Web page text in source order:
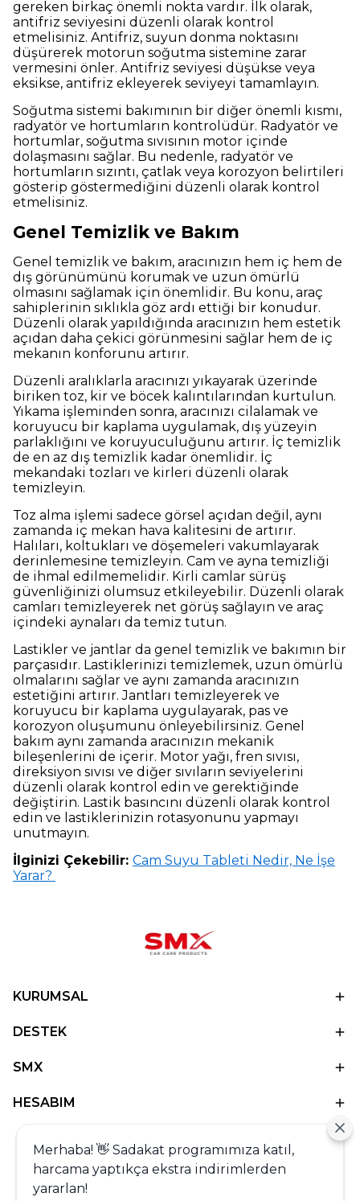
gereken birkaç önemli nokta vardır. İlk olarak,
antifriz seviyesini düzenli olarak kontrol
etmelisiniz. Antifriz, suyun donma noktasını
düşürerek motorun soğutma sistemine zarar
vermesini önler. Antifriz seviyesi düşükse veya
eksikse, antifriz ekleyerek seviyeyi tamamlayın.
Soğutma sistemi bakımının bir diğer önemli kısmı,
radyatör ve hortumların kontrolüdür. Radyatör ve
hortumlar, soğutma sıvısının motor içinde
dolaşmasını sağlar. Bu nedenle, radyatör ve
hortumların sızıntı, çatlak veya korozyon belirtileri
gösterip göstermediğini düzenli olarak kontrol
etmelisiniz.
Genel Temizlik ve Bakım
Genel temizlik ve bakım, aracınızın hem iç hem de
dış görünümünü korumak ve uzun ömürlü
olmasını sağlamak için önemlidir. Bu konu, araç
sahiplerinin sıklıkla göz ardı ettiği bir konudur.
Düzenli olarak yapıldığında aracınızın hem estetik
açıdan daha çekici görünmesini sağlar hem de iç
mekanın konforunu artırır.
Düzenli aralıklarla aracınızı yıkayarak üzerinde
biriken toz, kir ve böcek kalıntılarından kurtulun.
Yıkama işleminden sonra, aracınızı cilalamak ve
koruyucu bir kaplama uygulamak, dış yüzeyin
parlaklığını ve koruyuculuğunu artırır. İç temizlik
de en az dış temizlik kadar önemlidir. İç
mekandaki tozları ve kirleri düzenli olarak
temizleyin.
Toz alma işlemi sadece görsel açıdan değil, aynı
zamanda iç mekan hava kalitesini de artırır.
Halıları, koltukları ve döşemeleri vakumlayarak
derinlemesine temizleyin. Cam ve ayna temizliği
de ihmal edilmemelidir. Kirli camlar sürüş
güvenliğinizi olumsuz etkileyebilir. Düzenli olarak
camları temizleyerek net görüş sağlayın ve araç
içindeki aynaları da temiz tutun.
Lastikler ve jantlar da genel temizlik ve bakımın bir
parçasıdır. Lastiklerinizi temizlemek, uzun ömürlü
olmalarını sağlar ve aynı zamanda aracınızın
estetiğini artırır. Jantları temizleyerek ve
koruyucu bir kaplama uygulayarak, pas ve
korozyon oluşumunu önleyebilirsiniz. Genel
bakım aynı zamanda aracınızın mekanik
bileşenlerini de içerir. Motor yağı, fren sıvısı,
direksiyon sıvısı ve diğer sıvıların seviyelerini
düzenli olarak kontrol edin ve gerektiğinde
değiştirin. Lastik basıncını düzenli olarak kontrol
edin ve lastiklerinizin rotasyonunu yapmayı
unutmayın.
İlginizi Çekebilir: Cam Suyu Tableti Nedir, Ne İşe
Yarar?
KURUMSAL
DESTEK
SMX
HESABIM
Merhaba! 👋 Sadakat programımıza katıl,
harcama yaptıkça ekstra indirimlerden
yararlan!